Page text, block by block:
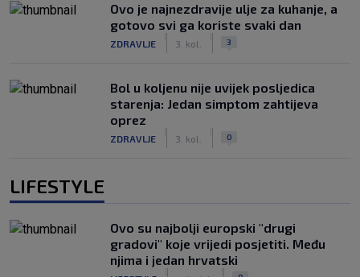
Ovo je najnezdravije ulje za kuhanje, a
gotovo svi ga koriste svaki dan
ZDRAVLJE 3. kol. 3
Bol u koljenu nije uvijek posljedica
starenja: Jedan simptom zahtijeva
oprez
ZDRAVLJE 3. kol. 0
LIFESTYLE
Ovo su najbolji europski "drugi
gradovi" koje vrijedi posjetiti. Među
njima i jedan hrvatski